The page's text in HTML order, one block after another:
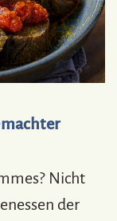
Nicht
der